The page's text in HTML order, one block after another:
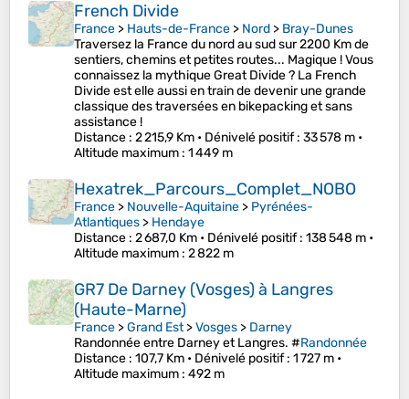
French Divide
France > Hauts-de-France > Nord > Bray-Dunes
Traversez la France du nord au sud sur 2200 Km de
sentiers, chemins et petites routes... Magique ! Vous
connaissez la mythique Great Divide ? La French
Divide est elle aussi en train de devenir une grande
classique des traversées en bikepacking et sans
assistance !
Distance : 2 215,9 Km • Dénivelé positif: 33 578 m •
Altitude maximum : 1 449 m
Hexatrek_Parcours_Complet_NOBO
France > Nouvelle-Aquitaine > Pyrénées-
Atlantiques > Hendaye
Distance : 2 687,0 Km • Dénivelé positif: 138 548 m •
Altitude maximum : 2 822 m
GR7 De Darney (Vosges) à Langres
(Haute-Marne)
France >Grand Est>Vosges > Darney
Randonnée entre Darney et Langres. #Randonnée
Distance : 107,7 Km • Dénivelé positif: 1 727 m •
Altitude maximum : 492 m